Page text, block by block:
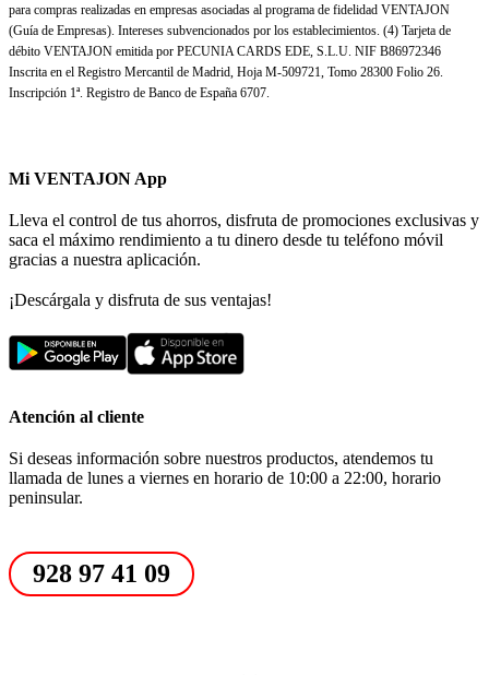
para compras realizadas en empresas asociadas al programa de fidelidad VENTAJON
(Guía de Empresas). Intereses subvencionados por los establecimientos. (4) Tarjeta de
débito VENTAJON emitida por PECUNIA CARDS EDE, S.L.U. NIF B86972346
Inscrita en el Registro Mercantil de Madrid, Hoja M-509721, Tomo 28300 Folio 26.
Inscripción 1ª. Registro de Banco de España 6707.
Mi VENTAJON App
Lleva el control de tus ahorros, disfruta de promociones exclusivas y
saca el máximo rendimiento a tu dinero desde tu teléfono móvil
gracias a nuestra aplicación.
¡Descárgala y disfruta de sus ventajas!
Atención al cliente
Si deseas información sobre nuestros productos, atendemos tu
llamada de lunes a viernes en horario de 10:00 a 22:00, horario
peninsular.
928 97 41 09